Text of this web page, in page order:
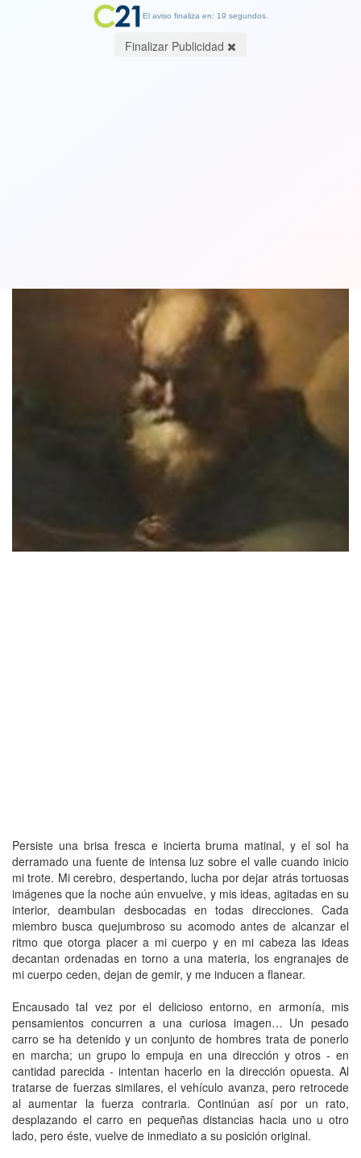
Persiste una brisa fresca e incierta bruma matinal, y el sol ha
derramado una fuente de intensa luz sobre el valle cuando inicio
mi trote. Mi cerebro, despertando, lucha por dejar atrás tortuosas
imágenes que la noche aún envuelve, y mis ideas, agitadas en su
interior, deambulan desbocadas en todas direcciones. Cada
miembro busca quejumbroso su acomodo antes de alcanzar el
ritmo que otorga placer a mi cuerpo y en mi cabeza las ideas
decantan ordenadas en torno a una materia, los engranajes de
mi cuerpo ceden, dejan de gemir, y me inducen a flanear.
Encausado tal vez por el delicioso entorno, en armonía, mis
pensamientos concurren a una curiosa imagen… Un pesado
carro se ha detenido y un conjunto de hombres trata de ponerlo
en marcha; un grupo lo empuja en una dirección y otros - en
cantidad parecida - intentan hacerlo en la dirección opuesta. Al
tratarse de fuerzas similares, el vehículo avanza, pero retrocede
al aumentar la fuerza contraria. Continúan así por un rato,
desplazando el carro en pequeñas distancias hacia uno u otro
lado, pero éste, vuelve de inmediato a su posición original.
El aviso finaliza en: 18 segundos.
Finalizar Publicidad